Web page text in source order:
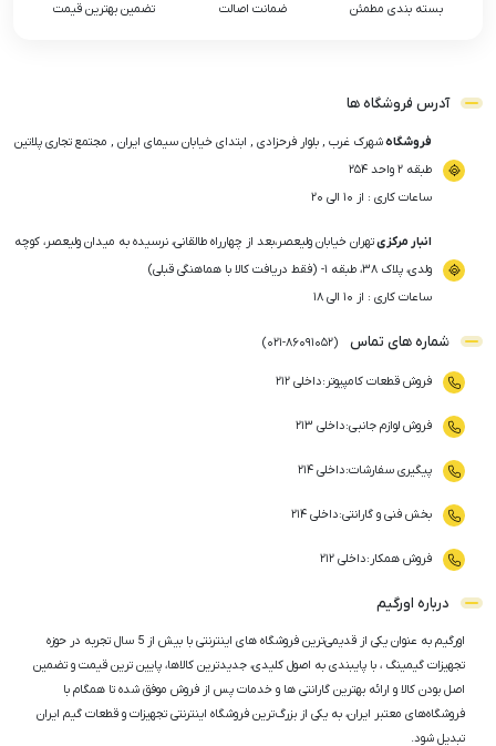
بسته بندی مطمئن ضمانت اصالت تضمین بهترین قیمت
آدرس فروشگاه ها
فروشگاهشهرک غرب , بلوار فرحزادی , ابتدای خیابان سیمای ایران , مجتمع تجاری پلاتین
طبقه ۲ واحد ۲۵۴
ساعات کاری : از ۱۰ الی ۲۰
انبار مرکزیتهران خیابان ولیعصر،بعد از چهارراه طالقانی، نرسیده به میدان ولیعصر، کوچه
ولدی، پلاک ۳۸، طبقه ۱- (فقط دریافت کالا با هماهنگی قبلی)
ساعات کاری : از ۱۰ الی ۱۸
شماره های تماس (
021-86091052
)
فروش قطعات کامپیوتر :داخلی ۲۱۲
فروش لوازم جانبی:داخلی ۲۱۳
پیگیری سفارشات:داخلی ۲۱۴
بخش فنی و گارانتی:داخلی ۲۱۴
فروش همکار :داخلی ۲۱۲
درباره اورگیم
اورگیم به عنوان یکی از قدیمی‌ترین فروشگاه های اینترنتی با بیش از 5 سال تجربه در حوزه
تجهیزات گیمینگ ، با پایبندی به اصول کلیدی، جدیدترین کالاها، پایین ترین قیمت و تضمین
اصل‌ بودن کالا و ارائه بهترین گارانتی ها و خدمات پس از فروش موفق شده تا همگام با
فروشگاه‌های معتبر ایران، به یکی از بزرگ‌ترین فروشگاه اینترنتی تجهیزات و قطعات گیم ایران
تبدیل شود.